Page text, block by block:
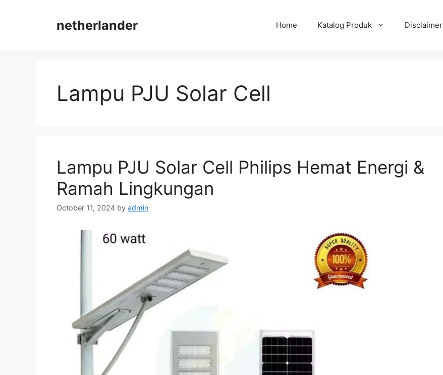
netherlander Home Katalog Produk Disclaimer
Lampu PJU Solar Cell
Lampu PJU Solar Cell Philips Hemat Energi &
Ramah Lingkungan
October 11, 2024 by admin